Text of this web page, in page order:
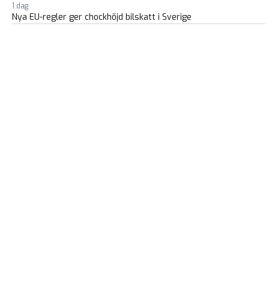
1 dag
Nya EU-regler ger chockhöjd bilskatt i Sverige